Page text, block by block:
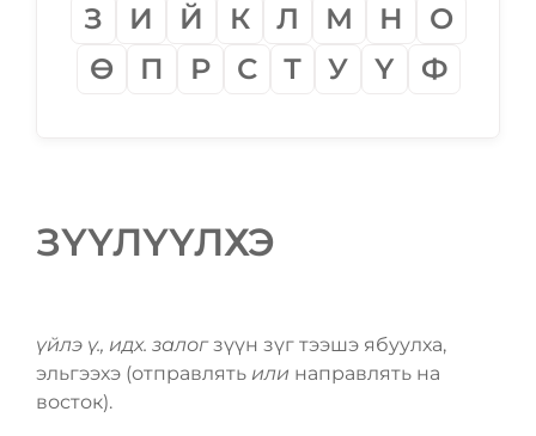
З
И Й К Л М Н
О
Ѳ
П Р С Т У Ү Ф
ЗҮҮЛҮҮЛХЭ
үйлэ ү., идх. залогзүүн зүг тээшэ ябуулха,
эльгээхэ (отправлять или направлять на
восток).